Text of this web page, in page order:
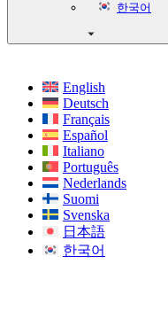
한국어
English
Deutsch
Français
Español
Italiano
Português
Nederlands
Suomi
Svenska
日本語
한국어